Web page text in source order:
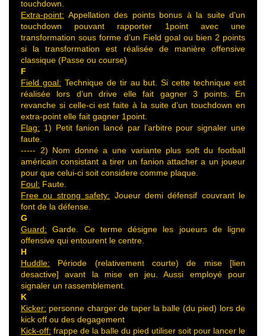
touchdown.
Extra-point: Appellation des points bonus à la suite d’un
touchdown pouvant rapporter 1point avec une
transformation sous forme d’un Field goal ou bien 2 points
si la transformation est réalisée de manière offensive
classique (Passe ou course)
F
Field goal: Technique de tir au but. Si cette technique est
réalisée lors d’un drive elle fait gagner 3 points. En
revanche si celle-ci est faite à la suite d’un touchdown en
extra-point elle fait gagner 1point.
Flag: 1) Petit fanion lancé par l’arbitre pour signaler une
faute.
----- 2) Nom donné a une variante plus soft du football
américain consistant a tirer un fanion attacher a un joueur
pour que celui-ci soit considere comme plaque.
Foul: Faute.
Free ou strong safety: Joueur demi défensif couvrant le
font de la défense.
G
Guard: Garde. Ce terme désigne les joueurs de ligne
offensive qui entourent le centre.
H
Huddle: Période (relativement courte) de mise [lien
desactive] avant la mise en jeu. Aussi employé pour
signaler un rassemblement.
K
Kicker: personne charger de taper la balle (du pied) lors de
kick off ou des degagement
Kick-off: frappe de la balle du pied utiliser soit pour lancer le